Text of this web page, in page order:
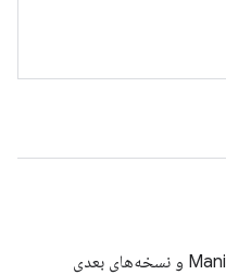
Promiseها فقط برای Manifest V3 و نسخه‌های بعدی